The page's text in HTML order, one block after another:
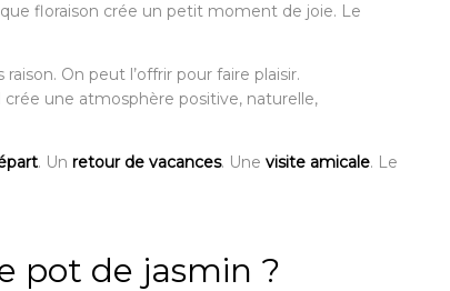
floraison crée un petit moment de joie. Le
raison. On peut l’offrir pour faire plaisir.
une atmosphère positive, naturelle,
. Un retour de vacances. Une visite amicale. Le
pot de jasmin ?